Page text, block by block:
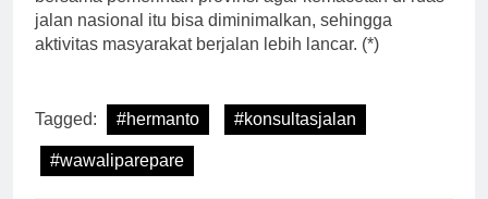
jalan nasional itu bisa diminimalkan, sehingga
aktivitas masyarakat berjalan lebih lancar. (*)
Tagged: #hermanto #konsultasjalan
#wawaliparepare